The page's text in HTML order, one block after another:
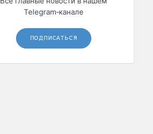
Telegram‑канале
ПОДПИСАТЬСЯ